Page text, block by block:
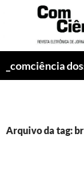
_comciência
Arquivo da tag: